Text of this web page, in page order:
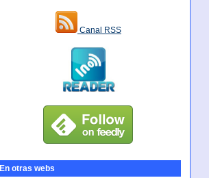
Canal RSS
En otras webs